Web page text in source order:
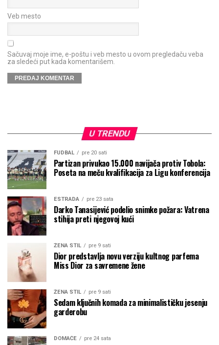
Veb mesto
Sačuvaj moje ime, e-poštu i veb mesto u ovom pregledaču veba
za sledeći put kada komentarišem.
U TRENDU
FUDBAL pre 20 sati
Partizan privukao 15.000 navijača protiv Tobola:
Poseta na meču kvalifikacija za Ligu konferencija
ESTRADA pre 23 sata
Darko Tanasijević podelio snimke požara: Vatrena
stihija preti njegovoj kući
ŽENA STIL pre 9 sati
Dior predstavlja novu verziju kultnog parfema
Miss Dior za savremene žene
ŽENA STIL pre 9 sati
Sedam ključnih komada za minimalističku jesenju
garderobu
DOMAĆE pre 24 sata